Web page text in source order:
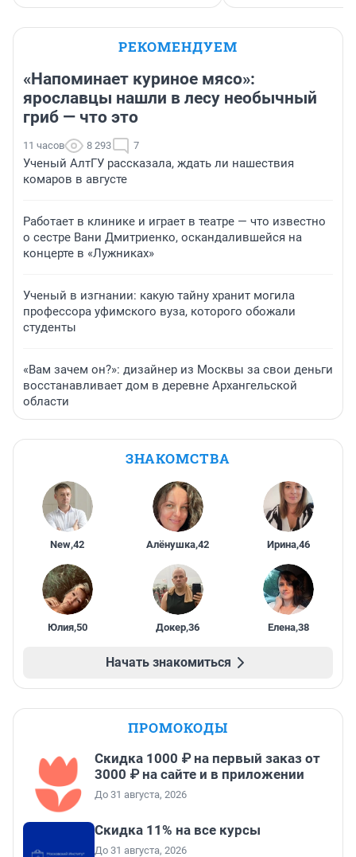
РЕКОМЕНДУЕМ
«Напоминает куриное мясо»:
ярославцы нашли в лесу необычный
гриб — что это
11 часов 8 293 7
Ученый АлтГУ рассказала, ждать ли нашествия
комаров в августе
Работает в клинике и играет в театре — что известно
о сестре Вани Дмитриенко, оскандалившейся на
концерте в «Лужниках»
Ученый в изгнании: какую тайну хранит могила
профессора уфимского вуза, которого обожали
студенты
«Вам зачем он?»: дизайнер из Москвы за свои деньги
восстанавливает дом в деревне Архангельской
области
ЗНАКОМСТВА
New,42 Алёнушка,42 Ирина,46
Юлия,50 Докер,36 Елена,38
Начать знакомиться
ПРОМОКОДЫ
Скидка 1000 ₽ на первый заказ от
3000 ₽ на сайте и в приложении
До 31 августа, 2026
Скидка 11% на все курсы
До 31 августа, 2026